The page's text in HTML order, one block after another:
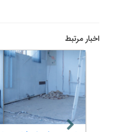
اخبار مرتبط